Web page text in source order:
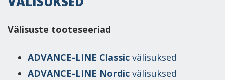
Välisuste tooteseeriad
ADVANCE-LINE Classic välisuksed
ADVANCE-LINE Nordic välisuksed